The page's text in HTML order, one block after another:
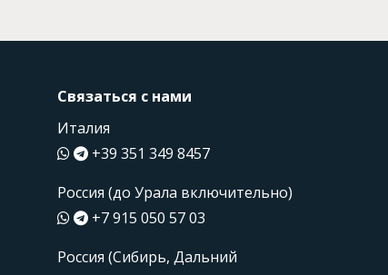
Связаться с нами
Италия
+39 351 349 8457
Россия (до Урала включительно)
+7 915 050 57 03
Россия (Сибирь, Дальний